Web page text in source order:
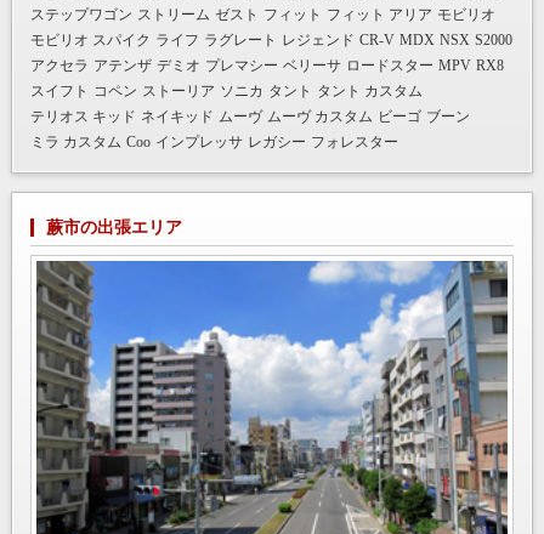
ステップワゴン ストリーム ゼスト フィット フィット アリア モビリオ
モビリオ スパイク ライフ ラグレート レジェンド CR-V MDX NSX S2000
アクセラ アテンザ デミオ プレマシー ベリーサ ロードスター MPV RX8
スイフト コペン ストーリア ソニカ タント タント カスタム
テリオス キッド ネイキッド ムーヴ ムーヴ カスタム ビーゴ ブーン
ミラ カスタム Coo インプレッサ レガシー フォレスター
蕨市の出張エリア